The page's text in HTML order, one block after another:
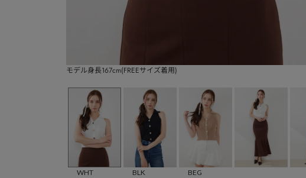
モデル身長167cm(FREEサイズ着用)
WHT BLK BEG